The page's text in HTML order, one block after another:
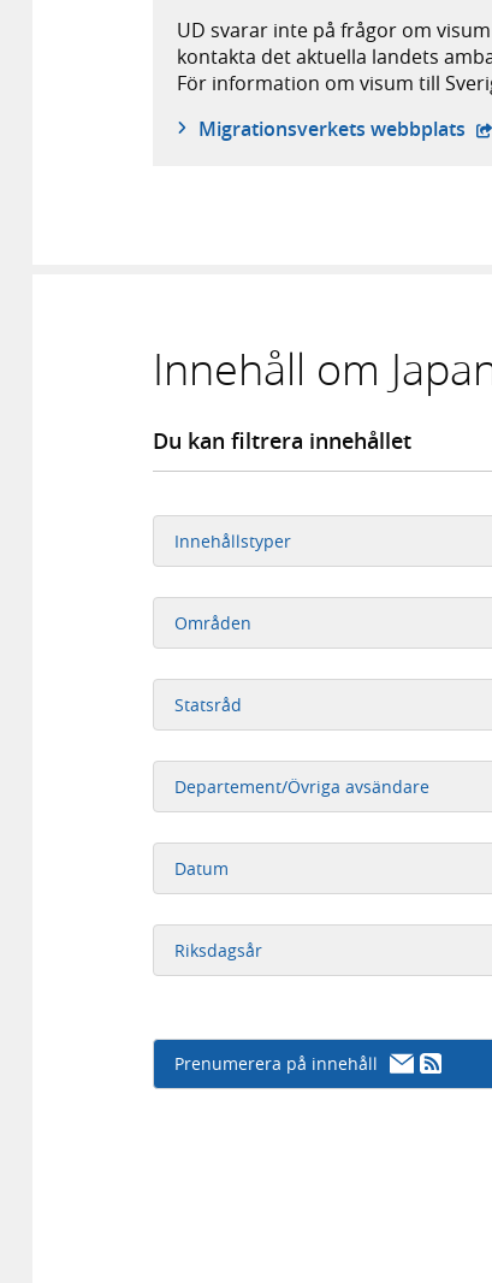
UD svarar inte på frågor om
kontakta det aktuella landets
För information om visum till
Migrationsverkets webbplats -
Innehåll om
Du kan filtrera innehållet
Innehållstyper
Områden
Statsråd
Departement/Övriga avsändare
Datum
Riksdagsår
Prenumerera på innehåll